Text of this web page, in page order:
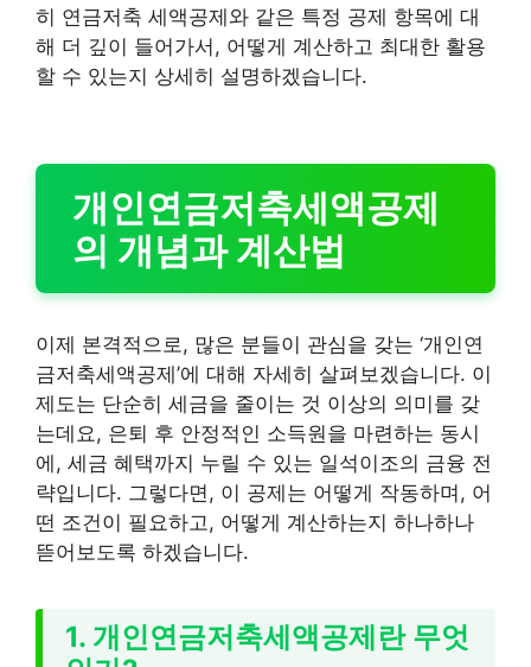
히 연금저축 세액공제와 같은 특정 공제 항목에 대
해 더 깊이 들어가서, 어떻게 계산하고 최대한 활용
할 수 있는지 상세히 설명하겠습니다.
개인연금저축세액공제
의 개념과 계산법
이제 본격적으로, 많은 분들이 관심을 갖는 ‘개인연
금저축세액공제’에 대해 자세히 살펴보겠습니다. 이
제도는 단순히 세금을 줄이는 것 이상의 의미를 갖
는데요, 은퇴 후 안정적인 소득원을 마련하는 동시
에, 세금 혜택까지 누릴 수 있는 일석이조의 금융 전
략입니다. 그렇다면, 이 공제는 어떻게 작동하며, 어
떤 조건이 필요하고, 어떻게 계산하는지 하나하나
뜯어보도록 하겠습니다.
1. 개인연금저축세액공제란 무엇